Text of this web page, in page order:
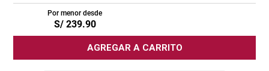
Por menor desde
S/ 239.90
AGREGAR A CARRITO